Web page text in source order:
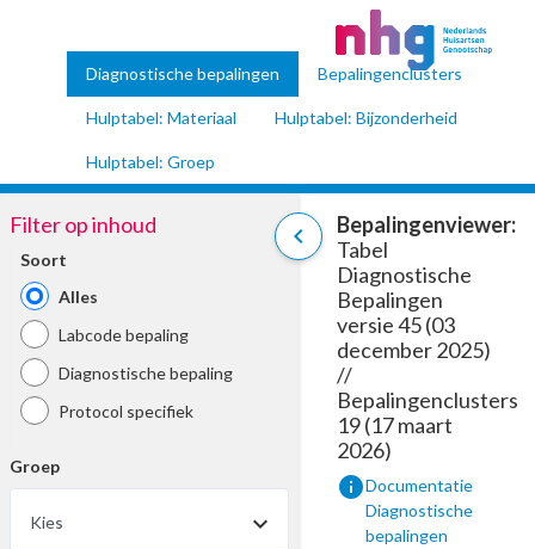
Diagnostische bepalingen Bepalingenclusters
Hulptabel: Materiaal Hulptabel: Bijzonderheid
Hulptabel: Groep
chevron_left
Filter op inhoud
Soort
Alles
Labcode bepaling
Diagnostische bepaling
Protocol specifiek
Groep
Kies
Bepalingenviewer:
Tabel
Diagnostische
Bepalingen
versie 45 (03
december 2025)
//
Bepalingenclusters
19 (17 maart
2026)
infoDocumentatie
Diagnostische
bepalingen